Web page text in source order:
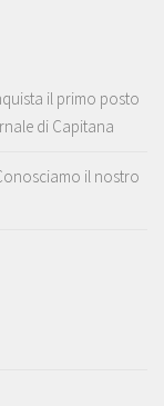
il primo posto
di Capitana
il nostro